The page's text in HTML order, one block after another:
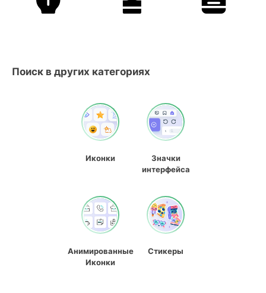
Поиск в других категориях
Иконки
Значки
интерфейса
Анимированные
Иконки
Стикеры